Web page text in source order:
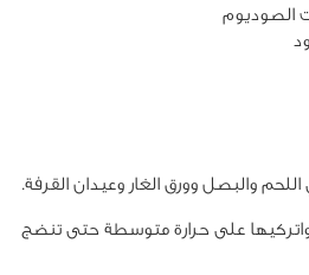
والبصل وورق الغار وعيدان القرفة.
واتركيها على حرارة متوسطة حتى تنضج